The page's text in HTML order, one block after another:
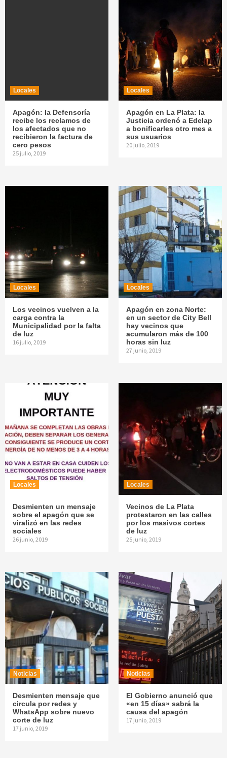
Locales
Apagón: la Defensoría
recibe los reclamos de
los afectados que no
recibieron la factura de
cero pesos
25 julio, 2019
Locales
Apagón en La Plata: la
Justicia ordenó a Edelap
a bonificarles otro mes a
sus usuarios
20 julio, 2019
Locales
Los vecinos vuelven a la
carga contra la
Municipalidad por la falta
de luz
16 julio, 2019
Locales
Apagón en zona Norte:
en un sector de City Bell
hay vecinos que
acumularon más de 100
horas sin luz
27 junio, 2019
Locales
Desmienten un mensaje
sobre el apagón que se
viralizó en las redes
sociales
26 junio, 2019
Locales
Vecinos de La Plata
protestaron en las calles
por los masivos cortes
de luz
25 junio, 2019
Noticias
Desmienten mensaje que
circula por redes y
WhatsApp sobre nuevo
corte de luz
17 junio, 2019
Noticias
El Gobierno anunció que
«en 15 días» sabrá la
causa del apagón
17 junio, 2019